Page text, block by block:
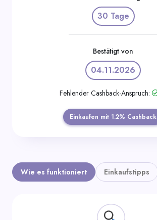
30 Tage
Bestätigt von
04.11.2026
Fehlender Cashback-Anspruch:
Einkaufen mit 1.2% Cashback
Wie es funktioniert Einkaufstipps